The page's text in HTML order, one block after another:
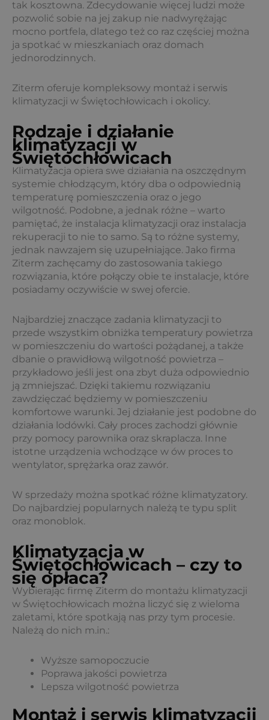
tak kosztowna. Zdecydowanie więcej ludzi może
pozwolić sobie na jej zakup nie nadwyrężając
mocno portfela, dlatego też co raz częściej można
ja spotkać w mieszkaniach oraz domach
jednorodzinnych.
Ziterm oferuje kompleksowy montaż i serwis
klimatyzacji w Świętochłowicach i okolicy.
Rodzaje i działanie
klimatyzacji w
Świętochłowicach
Klimatyzacja opiera swe działania na oszczędnym
systemie chłodzącym, który dba o odpowiednią
temperaturę pomieszczenia oraz o jego
wilgotność. Podobne, a jednak różne – warto
pamiętać, że instalacja klimatyzacji oraz instalacja
rekuperacji to nie to samo. Są to różne systemy,
jednak nawzajem się uzupełniające. Jako firma
Ziterm zachęcamy do zastosowania takiego
rozwiązania, które połączy obie te instalacje, które
posiadamy oczywiście w swej ofercie.
Najbardziej znaczące zadania klimatyzacji to
przede wszystkim obniżka temperatury powietrza
w pomieszczeniu do wartości pożądanej, a także
dbanie o prawidłową wilgotność powietrza –
przykładowo jeśli jest ona zbyt duża odpowiednio
ją zmniejszać. Dzięki takiemu rozwiązaniu
zawdzięczać będziemy w pomieszczeniu
komfortowe warunki. Jej działanie jest podobne do
działania lodówki. Cały proces zachodzi głównie
przy pomocy parownika oraz skraplacza. Inne
istotne urządzenia wchodzące w ów proces to
wentylator, sprężarka oraz zawór.
W sprzedaży można spotkać różne klimatyzatory.
Do najbardziej popularnych należą te typu split
oraz monoblok.
Klimatyzacja w
Świętochłowicach – czy to
się opłaca?
Wybierając firmę Ziterm do montażu klimatyzacji
w Świętochłowicach można liczyć się z wieloma
zaletami, które spotkają nas przy tym procesie.
Należą do nich m.in.:
Wyższe samopoczucie
Poprawa jakości powietrza
Lepsza wilgotność powietrza
Montaż i serwis klimatyzacji